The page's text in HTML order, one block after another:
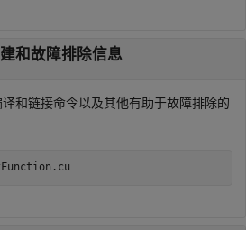
和故障排除信息
和链接命令以及其他有助于故障排除的